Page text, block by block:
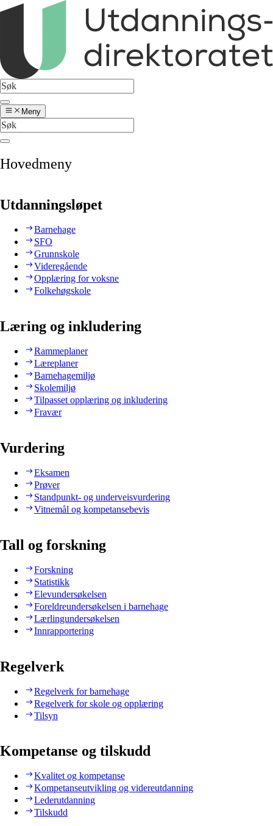
Meny
Hovedmeny
Utdanningsløpet
Barnehage
SFO
Grunnskole
Videregående
Opplæring for voksne
Folkehøgskole
Læring og inkludering
Rammeplaner
Læreplaner
Barnehagemiljø
Skolemiljø
Tilpasset opplæring og inkludering
Fravær
Vurdering
Eksamen
Prøver
Standpunkt- og underveisvurdering
Vitnemål og kompetansebevis
Tall og forskning
Forskning
Statistikk
Elevundersøkelsen
Foreldreundersøkelsen i barnehage
Lærlingundersøkelsen
Innrapportering
Regelverk
Regelverk for barnehage
Regelverk for skole og opplæring
Tilsyn
Kompetanse og tilskudd
Kvalitet og kompetanse
Kompetanseutvikling og videreutdanning
Lederutdanning
Tilskudd